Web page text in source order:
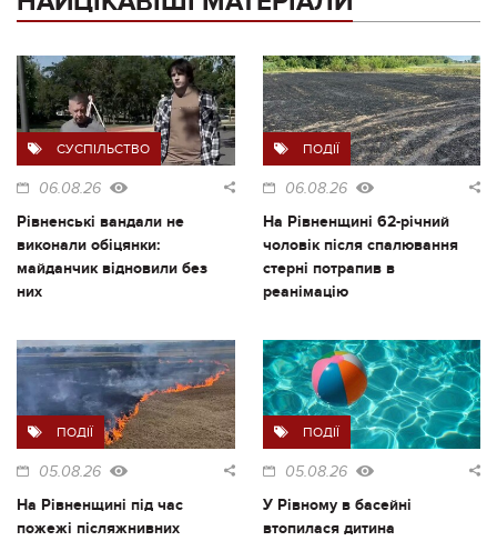
СУСПІЛЬСТВО
06.08.26
Рівненські вандали не
виконали обіцянки:
майданчик відновили без
них
ПОДІЇ
06.08.26
На Рівненщині 62-річний
чоловік після спалювання
стерні потрапив в
реанімацію
ПОДІЇ
05.08.26
На Рівненщині під час
пожежі післяжнивних
ПОДІЇ
05.08.26
У Рівному в басейні
втопилася дитина